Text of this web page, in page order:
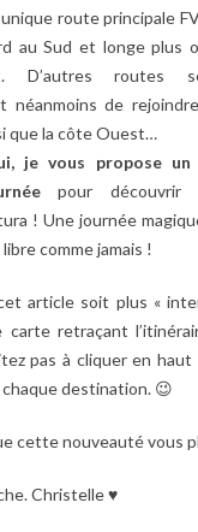
route principale
au Sud et longe plus
D’autres routes
néanmoins de
que la côte Ouest…
je vous propose
pour découvrir
! Une journée
comme jamais !
article soit plus «
carte retraçant
pas à cliquer en haut
chaque destination. 😉
cette nouveauté vous
Christelle ♥